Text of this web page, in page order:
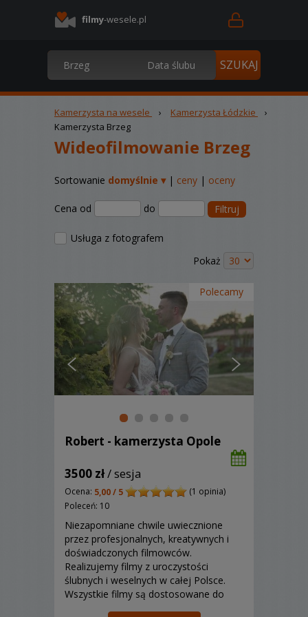
filmy-wesele.pl
Kamerzysta na wesele › Kamerzysta Łódzkie
›
Kamerzysta Brzeg
Wideofilmowanie Brzeg
Sortowanie domyślnie ▾| ceny | oceny
Cena od do Filtruj
Usługa z fotografem
Pokaż
Polecamy
Robert - kamerzysta Opole
3500 zł/ sesja
Ocena: 5,00 / 5
(1 opinia)
Poleceń: 10
Niezapomniane chwile uwiecznione
przez profesjonalnych, kreatywnych i
doświadczonych filmowców.
Realizujemy filmy z uroczystości
ślubnych i weselnych w całej Polsce.
Wszystkie filmy są dostosowane do